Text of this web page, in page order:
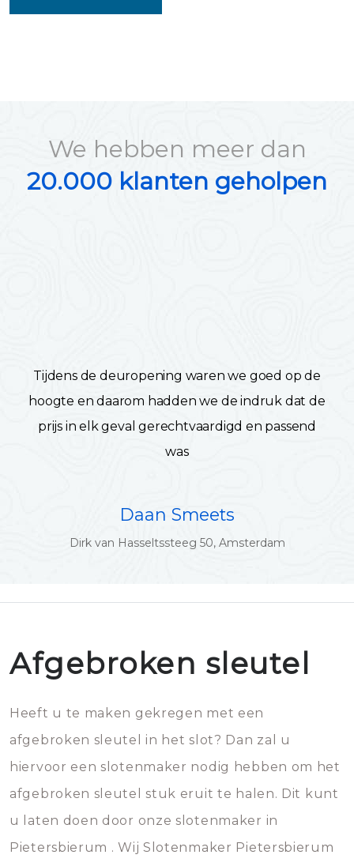
We hebben meer dan
20.000 klanten geholpen
Tijdens de deuropening waren we goed op de
hoogte en daarom hadden we de indruk dat de
prijs in elk geval gerechtvaardigd en passend
was
Daan Smeets
Dirk van Hasseltssteeg 50, Amsterdam
Afgebroken sleutel
Heeft u te maken gekregen met een
afgebroken sleutel in het slot? Dan zal u
hiervoor een slotenmaker nodig hebben om het
afgebroken sleutel stuk eruit te halen. Dit kunt
u laten doen door onze slotenmaker in
Pietersbierum . Wij Slotenmaker Pietersbierum